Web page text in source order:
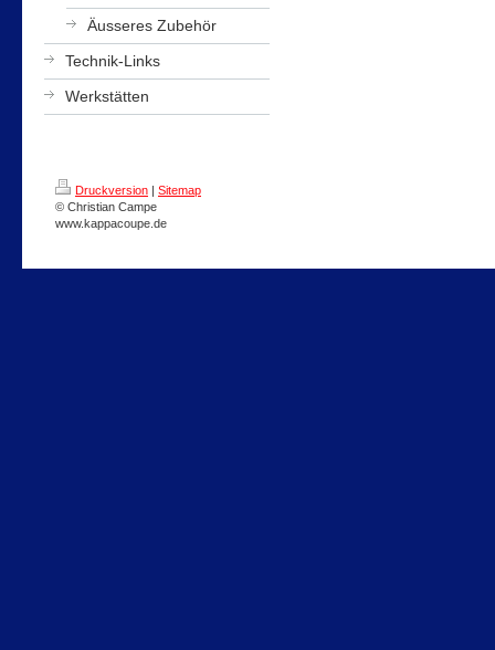
Äusseres Zubehör
Technik-Links
Werkstätten
Druckversion | Sitemap
© Christian Campe
www.kappacoupe.de